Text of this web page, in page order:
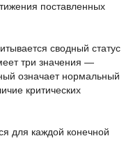
поставленных
сводный статус
три значения —
означает нормальный
критических
для каждой конечной